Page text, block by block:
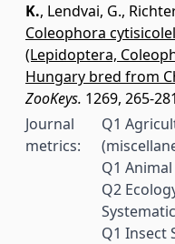
K., Lendvai, G.,
Coleophora
(Lepidoptera,
Hungary bred from
ZooKeys. 1269, 265-
Journal
metrics:
Q1
Q1
Q2
Q1 Insect